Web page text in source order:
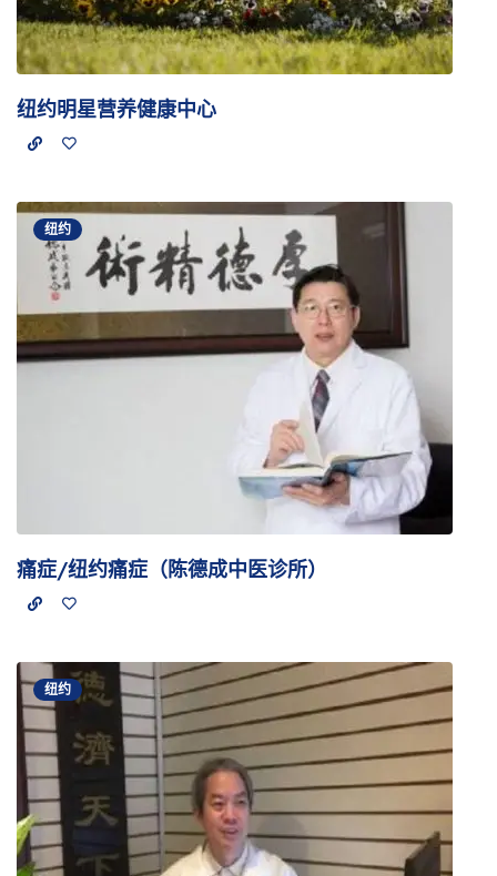
纽约明星营养健康中心
纽约
痛症/纽约痛症（陈德成中医诊所）
纽约